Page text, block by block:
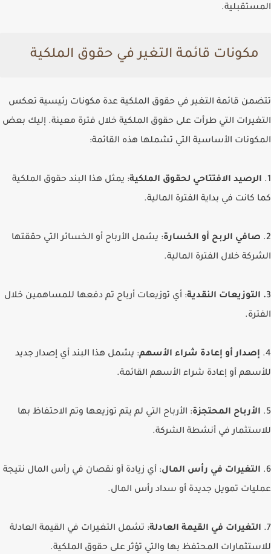
المستقبلية.
مكونات قائمة التغير في حقوق الملكية
تتضمن قائمة التغير في حقوق الملكية عدة مكونات رئيسية تعكس
التغيرات التي طرأت على حقوق الملكية خلال فترة معينة. إليك بعض
المكونات الأساسية التي تشملها هذه القائمة:
1. الرصيد الافتتاحي لحقوق الملكية: يمثل هذا البند حقوق الملكية
كما كانت في بداية الفترة المالية.
2. صافي الربح أو الخسارة: يشمل الأرباح أو الخسائر التي حققتها
الشركة خلال الفترة المالية.
3. التوزيعات النقدية: أي توزيعات أرباح تم دفعها للمساهمين خلال
الفترة.
4. إصدار أو إعادة شراء الأسهم: يشمل هذا البند أي إصدار جديد
للأسهم أو إعادة شراء الأسهم القائمة.
5. الأرباح المحتجزة: الأرباح التي لم يتم توزيعها وتم الاحتفاظ بها
للاستثمار في أنشطة الشركة.
6. التغيرات في رأس المال: أي زيادة أو نقصان في رأس المال نتيجة
عمليات تمويل جديدة أو سداد رأس المال.
7. التغيرات في القيمة العادلة: تشمل التغيرات في القيمة العادلة
للاستثمارات المحتفظ بها والتي تؤثر على حقوق الملكية.